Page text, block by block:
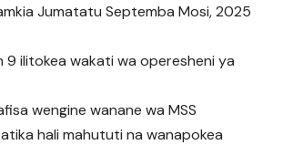
Jumatatu Septemba Mosi, 2025
9 ilitokea wakati wa operesheni ya
wengine wanane wa MSS
hali mahututi na wanapokea